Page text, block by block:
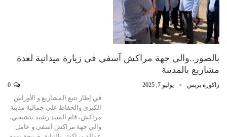
بالصور..والي جهة مراكش آسفي في زيارة ميدانية لعدة
مشاريع بالمدينة
زاكورة بريس يوليو 7, 2025
في إطار تتبع المشاريع و الأوراش
الكبرى والحفاظ على جمالية مدينة
مراكش، قام السيد رشيد بنشيخي،
والي جهة مراكش آسفي و عامل